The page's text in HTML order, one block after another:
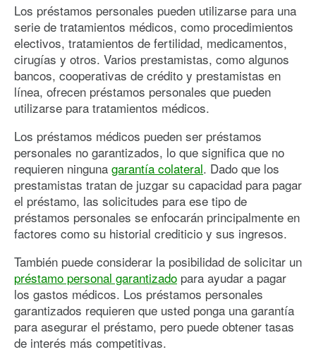
Los préstamos personales pueden utilizarse para una
serie de tratamientos médicos, como procedimientos
electivos, tratamientos de fertilidad, medicamentos,
cirugías y otros. Varios prestamistas, como algunos
bancos, cooperativas de crédito y prestamistas en
línea, ofrecen préstamos personales que pueden
utilizarse para tratamientos médicos.
Los préstamos médicos pueden ser préstamos
personales no garantizados, lo que significa que no
requieren ninguna garantía colateral. Dado que los
prestamistas tratan de juzgar su capacidad para pagar
el préstamo, las solicitudes para ese tipo de
préstamos personales se enfocarán principalmente en
factores como su historial crediticio y sus ingresos.
También puede considerar la posibilidad de solicitar un
préstamo personal garantizado para ayudar a pagar
los gastos médicos. Los préstamos personales
garantizados requieren que usted ponga una garantía
para asegurar el préstamo, pero puede obtener tasas
de interés más competitivas.